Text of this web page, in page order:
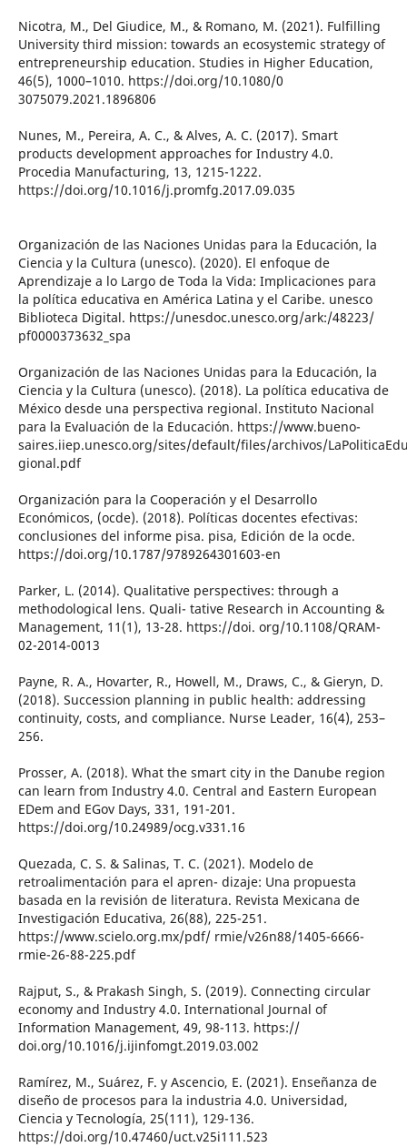
Nicotra, M., Del Giudice, M., & Romano, M. (2021). Fulfilling
University third mission: towards an ecosystemic strategy of
entrepreneurship education. Studies in Higher Education,
46(5), 1000–1010. https://doi.org/10.1080/0
3075079.2021.1896806
Nunes, M., Pereira, A. C., & Alves, A. C. (2017). Smart
products development approaches for Industry 4.0.
Procedia Manufacturing, 13, 1215-1222.
https://doi.org/10.1016/j.promfg.2017.09.035
Organización de las Naciones Unidas para la Educación, la
Ciencia y la Cultura (unesco). (2020). El enfoque de
Aprendizaje a lo Largo de Toda la Vida: Implicaciones para
la política educativa en América Latina y el Caribe. unesco
Biblioteca Digital. https://unesdoc.unesco.org/ark:/48223/
pf0000373632_spa
Organización de las Naciones Unidas para la Educación, la
Ciencia y la Cultura (unesco). (2018). La política educativa de
México desde una perspectiva regional. Instituto Nacional
para la Evaluación de la Educación. https://www.bueno-
saires.iiep.unesco.org/sites/default/files/archivos/
gional.pdf
Organización para la Cooperación y el Desarrollo
Económicos, (ocde). (2018). Políticas docentes efectivas:
conclusiones del informe pisa. pisa, Edición de la ocde.
https://doi.org/10.1787/9789264301603-en
Parker, L. (2014). Qualitative perspectives: through a
methodological lens. Quali- tative Research in Accounting &
Management, 11(1), 13-28. https://doi. org/10.1108/QRAM-
02-2014-0013
Payne, R. A., Hovarter, R., Howell, M., Draws, C., & Gieryn, D.
(2018). Succession planning in public health: addressing
continuity, costs, and compliance. Nurse Leader, 16(4), 253–
256.
Prosser, A. (2018). What the smart city in the Danube region
can learn from Industry 4.0. Central and Eastern European
EDem and EGov Days, 331, 191-201.
https://doi.org/10.24989/ocg.v331.16
Quezada, C. S. & Salinas, T. C. (2021). Modelo de
retroalimentación para el apren- dizaje: Una propuesta
basada en la revisión de literatura. Revista Mexicana de
Investigación Educativa, 26(88), 225-251.
https://www.scielo.org.mx/pdf/ rmie/v26n88/1405-6666-
rmie-26-88-225.pdf
Rajput, S., & Prakash Singh, S. (2019). Connecting circular
economy and Industry 4.0. International Journal of
Information Management, 49, 98-113. https://
doi.org/10.1016/j.ijinfomgt.2019.03.002
Ramírez, M., Suárez, F. y Ascencio, E. (2021). Enseñanza de
diseño de procesos para la industria 4.0. Universidad,
Ciencia y Tecnología, 25(111), 129-136.
https://doi.org/10.47460/uct.v25i111.523